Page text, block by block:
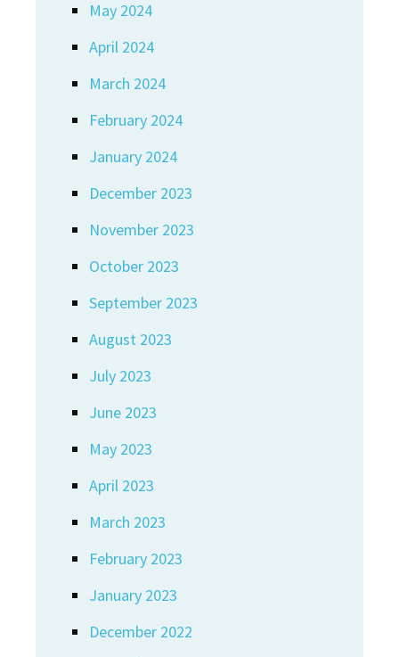
May 2024
April 2024
March 2024
February 2024
January 2024
December 2023
November 2023
October 2023
September 2023
August 2023
July 2023
June 2023
May 2023
April 2023
March 2023
February 2023
January 2023
December 2022